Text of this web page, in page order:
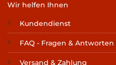
Wir helfen Ihnen
Kundendienst
FAQ - Fragen & Antworten
Versand & Zahlung